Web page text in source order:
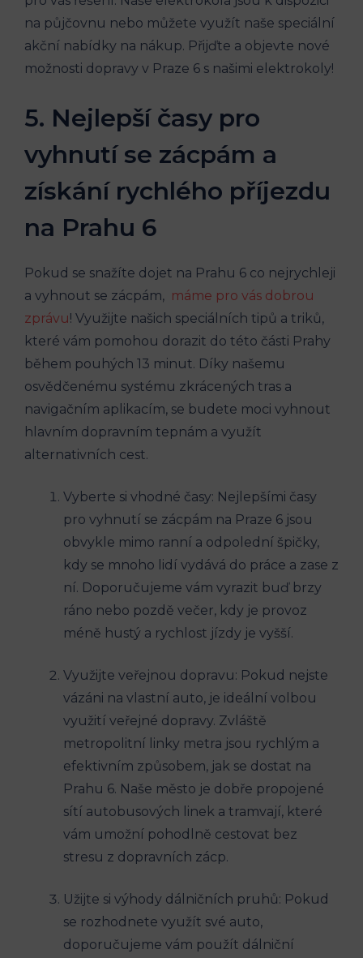
na půjčovnu nebo můžete ⁣využít naše speciální
‍akční nabídky​ na nákup. ‍Přijďte a objevte nové
možnosti dopravy v Praze‍ 6 s našimi elektrokoly!
5. Nejlepší časy pro
vyhnutí se zácpám a
získání rychlého příjezdu
na Prahu 6
Pokud se snažíte dojet‌ na ​Prahu 6 co nejrychleji
a vyhnout se ⁣zácpám, ⁣ máme pro vás⁤ dobrou
zprávu! Využijte našich speciálních ⁢tipů a triků,
které ⁤vám ‌pomohou dorazit do této části ⁣Prahy
‌během‌ pouhých 13 minut.‌ Díky⁢ našemu
osvědčenému systému zkrácených​ tras a
navigačním aplikacím,⁣ se budete moci vyhnout
hlavním ‍dopravním tepnám a využít
alternativních cest.
Vyberte si vhodné časy:⁣ Nejlepšími časy
pro vyhnutí se zácpám na Praze 6 jsou
‍obvykle mimo ⁣ranní ⁣a odpolední špičky,⁣
kdy⁣ se mnoho lidí vydává do práce‌ a⁢ zase z
ní. Doporučujeme ⁣vám vyrazit buď⁣ brzy
ráno nebo pozdě večer, kdy je provoz
⁤méně​ hustý a rychlost jízdy je vyšší.
Využijte ⁤veřejnou dopravu: Pokud nejste
vázáni na ‌vlastní⁣ auto, je ideální volbou
využití veřejné dopravy. ⁣Zvláště
metropolitní linky ‍metra jsou rychlým a ​
efektivním způsobem, jak ⁤se dostat na
Prahu 6. Naše město je ‍dobře‍ propojené
sítí autobusových linek a⁢ tramvají, které
vám umožní pohodlně cestovat bez
stresu z ⁤dopravních zácp.
Užijte si výhody dálničních ‍pruhů:‌ Pokud
se rozhodnete ⁣využít své ⁢auto,
doporučujeme vám ​použít dálniční